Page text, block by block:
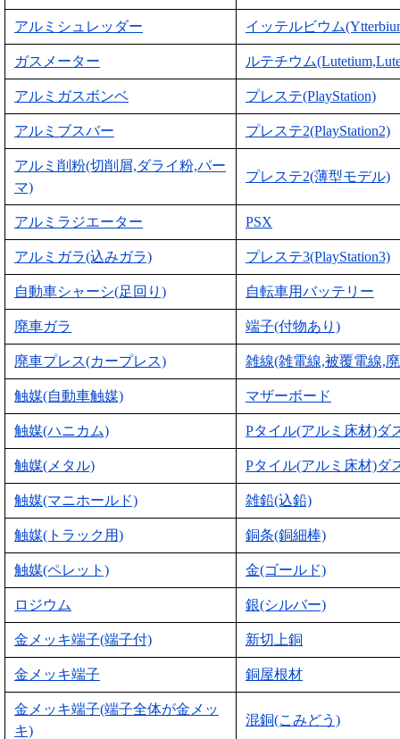
アルミシュレッダー イッテルビウム
ガスメーター ルテチウム
アルミガスボンベ プレステ(PlayStation)
アルミブスバー プレステ2(PlayStation2)
アルミ削粉(切削屑,ダライ粉,パー
マ)
プレステ2(薄型モデル)
アルミラジエーター PSX
アルミガラ(込みガラ) プレステ3(PlayStation3)
自動車シャーシ(足回り) 自転車用バッテリー
廃車ガラ 端子(付物あり)
廃車プレス(カープレス) 雑線(雑電線,被覆電線,
触媒(自動車触媒) マザーボード
触媒(ハニカム) Pタイル(アルミ床材)ダ
触媒(メタル) Pタイル(アルミ床材)ダ
触媒(マニホールド) 雑鉛(込鉛)
触媒(トラック用) 銅条(銅細棒)
触媒(ペレット) 金(ゴールド)
ロジウム 銀(シルバー)
金メッキ端子(端子付) 新切上銅
金メッキ端子 銅屋根材
金メッキ端子(端子全体が金メッ
キ)
混銅(こみどう)